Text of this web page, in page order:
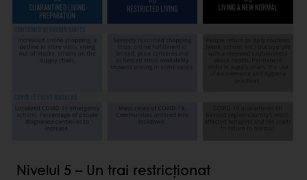
Nivelul 5 – Un trai restricționat